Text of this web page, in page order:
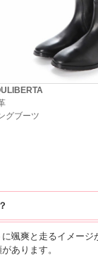
グブーツ
颯爽と走るイメージ
あります。